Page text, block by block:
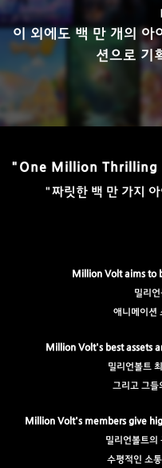
이 외에도 백 만 개의 아
션으로 기
"One Million Thrilling
"짜릿한 백 만 가지
Million Volt aims to
밀리
애니메이션
Million Volt's best assets
밀리언볼트
그리고 그들
Million Volt's members give
밀리언볼트의
수평적인 소